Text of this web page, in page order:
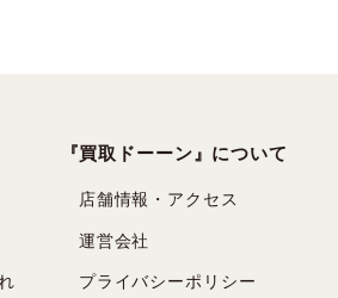
『買取ドーーン』について
店舗情報・アクセス
運営会社
プライバシーポリシー